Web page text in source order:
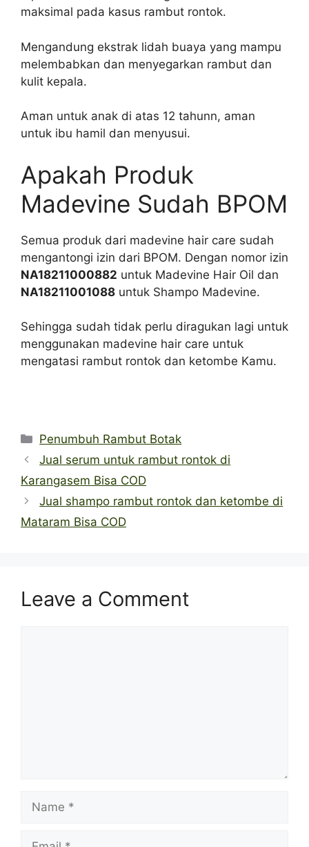
maksimal pada kasus rambut rontok.
Mengandung ekstrak lidah buaya yang mampu
melembabkan dan menyegarkan rambut dan
kulit kepala.
Aman untuk anak di atas 12 tahunn, aman
untuk ibu hamil dan menyusui.
Apakah Produk
Madevine Sudah BPOM
Semua produk dari madevine hair care sudah
mengantongi izin dari BPOM. Dengan nomor izin
NA18211000882 untuk Madevine Hair Oil dan
NA18211001088 untuk Shampo Madevine.
Sehingga sudah tidak perlu diragukan lagi untuk
menggunakan madevine hair care untuk
mengatasi rambut rontok dan ketombe Kamu.
Categories
Penumbuh Rambut Botak
Jual serum untuk rambut rontok di
Karangasem Bisa COD
Jual shampo rambut rontok dan ketombe di
Mataram Bisa COD
Leave a Comment